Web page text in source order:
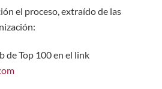
el proceso, extraído de las
deTop 100en el link